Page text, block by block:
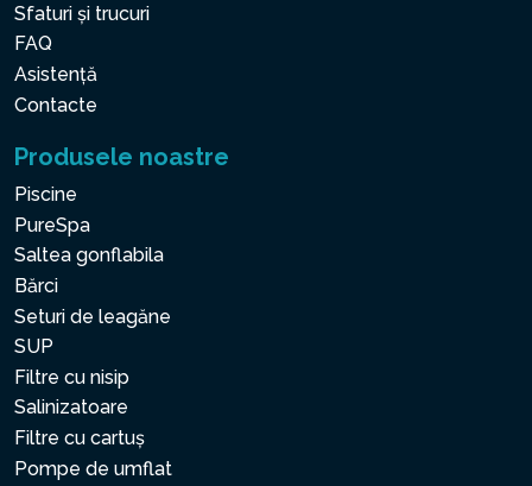
Sfaturi și trucuri
FAQ
Asistență
Contacte
Produsele noastre
Piscine
PureSpa
Saltea gonflabila
Bărci
Seturi de leagăne
SUP
Filtre cu nisip
Salinizatoare
Filtre cu cartuș
Pompe de umflat